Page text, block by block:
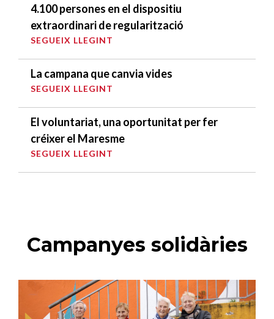
4.100 persones en el dispositiu
extraordinari de regularització
SEGUEIX LLEGINT
La campana que canvia vides
SEGUEIX LLEGINT
El voluntariat, una oportunitat per fer
créixer el Maresme
SEGUEIX LLEGINT
Campanyes solidàries